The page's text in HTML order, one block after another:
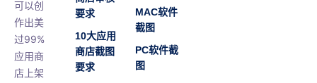
可以创
作出美
过99%
应用商
店上架
要求
10大应用
商店截图
要求
MAC软件
截图
PC软件截
图